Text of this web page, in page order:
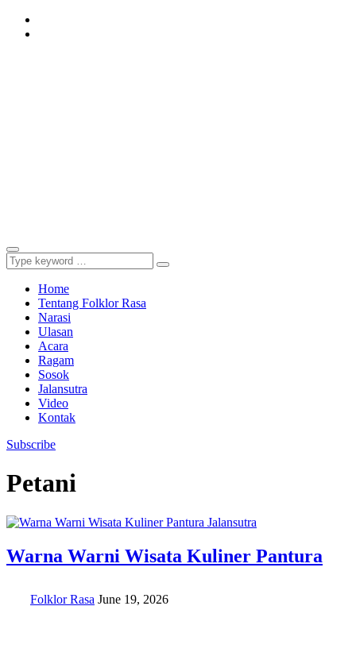
Home
Tentang Folklor Rasa
Narasi
Ulasan
Acara
Ragam
Sosok
Jalansutra
Video
Kontak
Subscribe
Petani
Jalansutra
Warna Warni Wisata Kuliner Pantura
Folklor Rasa June 19, 2026